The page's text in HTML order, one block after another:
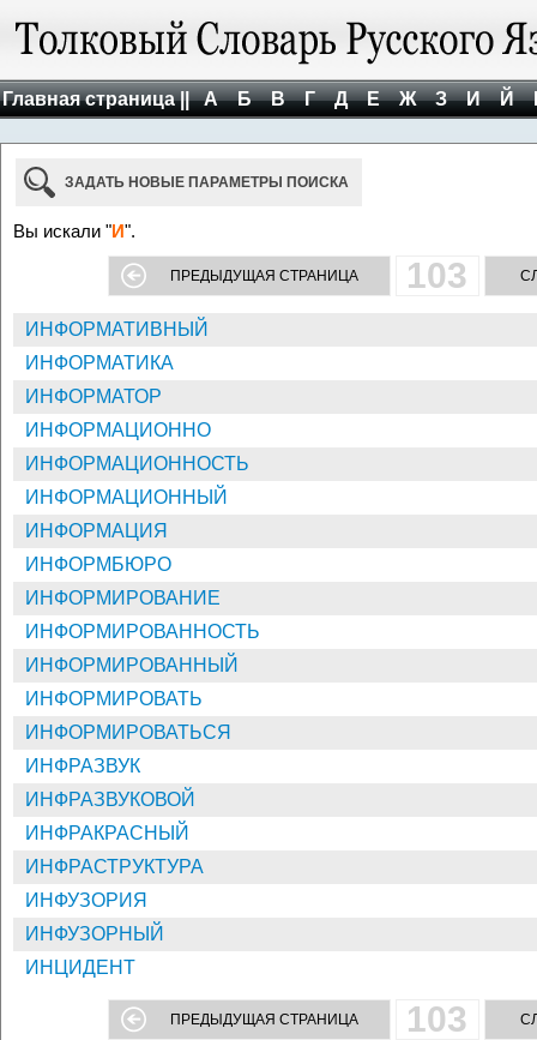
Главная страница || А Б В Г Д Е Ж З И Й
ЗАДАТЬ НОВЫЕ ПАРАМЕТРЫ ПОИСКА
Вы искали "И".
ПРЕДЫДУЩАЯ СТРАНИЦА 103
ИНФОРМАТИВНЫЙ
ИНФОРМАТИКА
ИНФОРМАТОР
ИНФОРМАЦИОННО
ИНФОРМАЦИОННОСТЬ
ИНФОРМАЦИОННЫЙ
ИНФОРМАЦИЯ
ИНФОРМБЮРО
ИНФОРМИРОВАНИЕ
ИНФОРМИРОВАННОСТЬ
ИНФОРМИРОВАННЫЙ
ИНФОРМИРОВАТЬ
ИНФОРМИРОВАТЬСЯ
ИНФРАЗВУК
ИНФРАЗВУКОВОЙ
ИНФРАКРАСНЫЙ
ИНФРАСТРУКТУРА
ИНФУЗОРИЯ
ИНФУЗОРНЫЙ
ИНЦИДЕНТ
ПРЕДЫДУЩАЯ СТРАНИЦА 103